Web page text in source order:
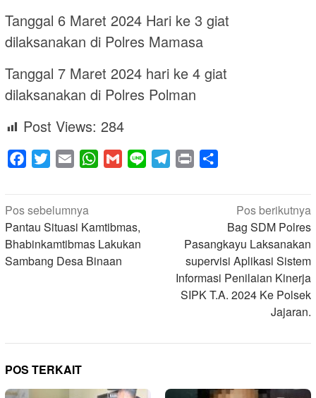
Tanggal 6 Maret 2024 Hari ke 3 giat
dilaksanakan di Polres Mamasa
Tanggal 7 Maret 2024 hari ke 4 giat
dilaksanakan di Polres Polman
Post Views: 284
Facebook
Twitter Email WhatsApp
Gmail Line Telegram
Print
Navigasi
pos
Pos sebelumnya
Pantau Situasi Kamtibmas,
Bhabinkamtibmas Lakukan
Sambang Desa Binaan
Pos berikutnya
Bag SDM Polres
Pasangkayu Laksanakan
supervisi Aplikasi Sistem
Informasi Penilaian Kinerja
SIPK T.A. 2024 Ke Polsek
Jajaran.
POS TERKAIT